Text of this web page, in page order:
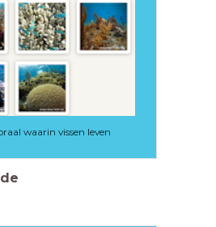
waarin vissen leven